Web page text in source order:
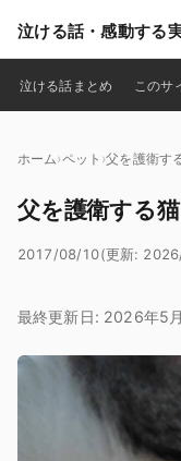
泣ける話・感動する
泣ける話まとめ このサ
ホーム ペット 父を護衛す
父を護衛する猫
2017/08/10(更新:
最終更新日: 2026年5